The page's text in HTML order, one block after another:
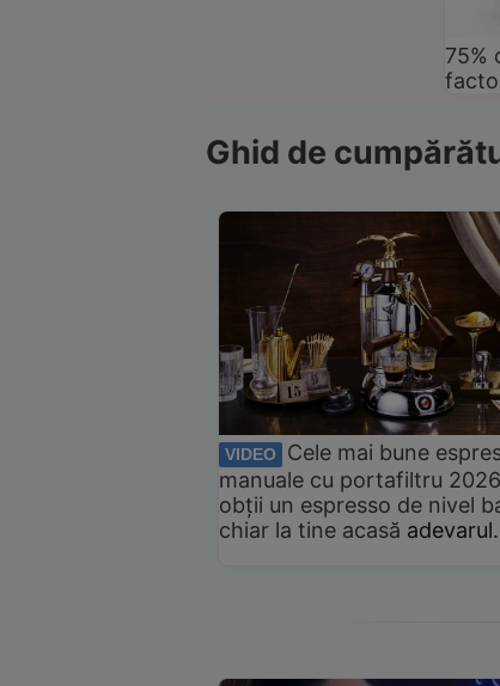
75%
Ghid de
VIDEO
Cele mai bune
manuale cu portafiltru
obții un espresso de nivel
chiar la tine acasă